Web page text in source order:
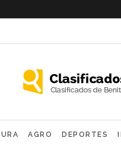
AGRO DEPORTES